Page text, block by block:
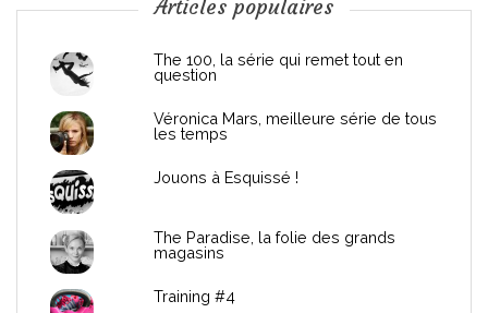
n
Articles populaires
The 100, la série qui remet tout en
question
Véronica Mars, meilleure série de tous
les temps
Jouons à Esquissé !
The Paradise, la folie des grands
magasins
Training #4